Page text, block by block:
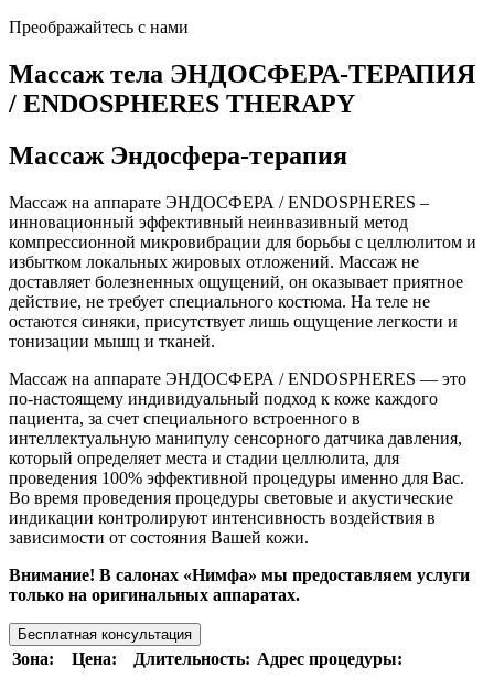
Преображайтесь с нами
Массаж тела ЭНДОСФЕРА-ТЕРАПИЯ
/ ENDOSPHERES THERAPY
Массаж Эндосфера-терапия
Массаж на аппарате ЭНДОСФЕРА / ENDOSPHERES –
инновационный эффективный неинвазивный метод
компрессионной микровибрации для борьбы с целлюлитом и
избытком локальных жировых отложений. Массаж не
доставляет болезненных ощущений, он оказывает приятное
действие, не требует специального костюма. На теле не
остаются синяки, присутствует лишь ощущение легкости и
тонизации мышц и тканей.
Массаж на аппарате ЭНДОСФЕРА / ENDOSPHERES — это
по-настоящему индивидуальный подход к коже каждого
пациента, за счет специального встроенного в
интеллектуальную манипулу сенсорного датчика давления,
который определяет места и стадии целлюлита, для
проведения 100% эффективной процедуры именно для Вас.
Во время проведения процедуры световые и акустические
индикации контролируют интенсивность воздействия в
зависимости от состояния Вашей кожи.
Внимание! В салонах «Нимфа» мы предоставляем услуги
только на оригинальных аппаратах.
Бесплатная консультация
Зона: Цена: Длительность: Адрес процедуры: